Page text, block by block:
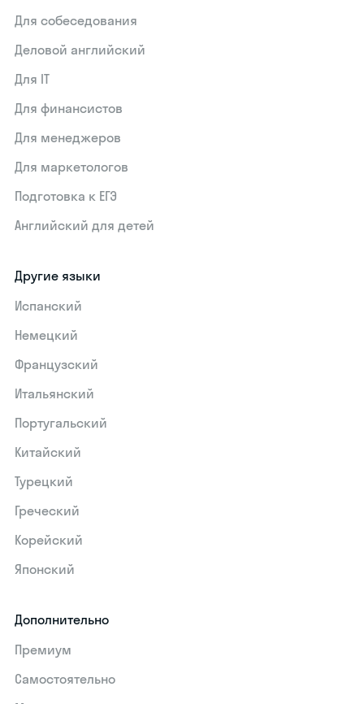
Для собеседования
Деловой английский
Для IT
Для финансистов
Для менеджеров
Для маркетологов
Подготовка к ЕГЭ
Английский для детей
Другие языки
Испанский
Немецкий
Французский
Итальянский
Португальский
Китайский
Турецкий
Греческий
Корейский
Японский
Дополнительно
Премиум
Самостоятельно